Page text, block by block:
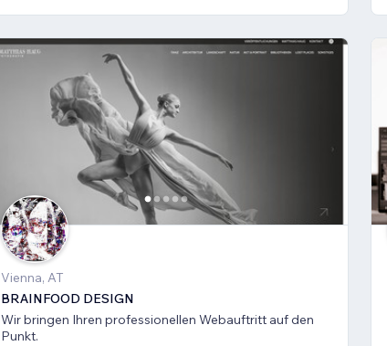
Vienna, AT
BRAINFOOD DESIGN
Wir bringen Ihren professionellen Webauftritt auf den
Punkt.